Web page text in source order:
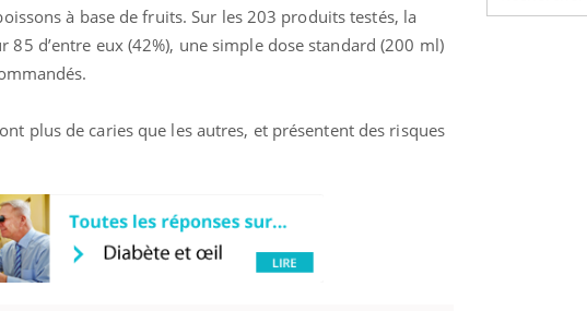
à base de fruits. Sur les 203 produits testés, la
d’entre eux (42%), une simple dose standard (200 ml)
plus de caries que les autres, et présentent des risques